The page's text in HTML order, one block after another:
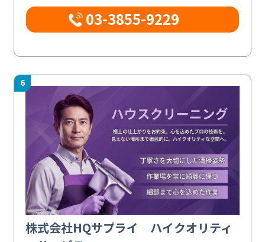
03-3855-9229
6
株式会社HQサプライ ハイクオリティ